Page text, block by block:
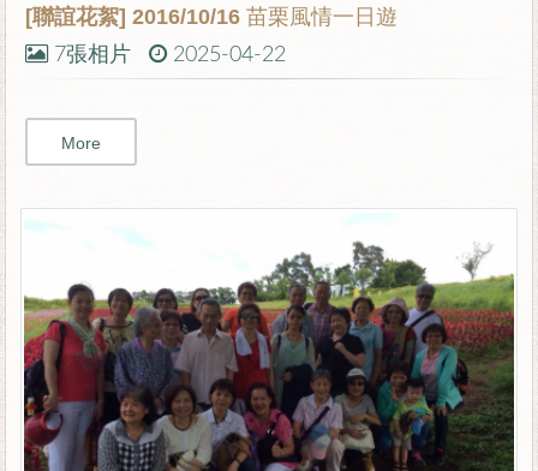
[聯誼花絮] 2016/10/16 苗栗風情一日遊
7張相片 2025-04-22
More